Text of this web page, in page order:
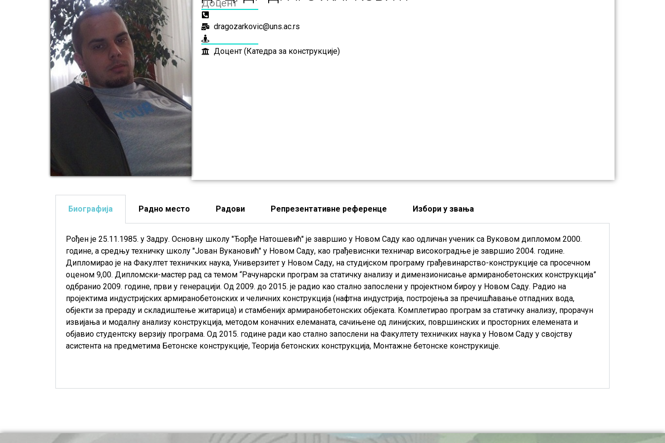
Доцент
dragozarkovic@uns.ac.rs
Доцент (Катедра за конструкције)
Биографија Радно место Радови Репрезентативне референце Избори у звања
Рођен је 25.11.1985. у Задру. Основну школу "Ђорђе Натошевић" је завршио у Новом Саду као одличан ученик са Вуковом дипломом 2000.
године, а средњу техничку школу "Јован Вукановић" у Новом Саду, као грађевиснки техничар високоградње је завршио 2004. године.
Дипломирао је на Факултет техничких наука, Универзитет у Новом Саду, на студијском програму грађевинарство-конструкције са просечном
оценом 9,00. Дипломски-мастер рад са темом “Рачунарски програм за статичку анализу и димензионисање армиранобетонских конструкција”
одбранио 2009. године, први у генерацији. Од 2009. до 2015. је радио као стално запослени у пројектном бироу у Новом Саду. Радио на
пројектима индустријских армиранобетонских и челичних конструкција (нафтна индустрија, постројења за пречишћавање отпадних вода,
објекти за прераду и складиштење житарица) и стамбенијх армиранобетонских објеката. Комплетирао програм за статичку анализу, прорачун
извијања и модалну анализу конструкција, методом коначних елеманата, сачињене од линијских, површинских и просторних елемената и
објавио студентску верзију програма. Од 2015. године ради као стално запослени на Факултету техничких наука у Новом Саду у својству
асистента на предметима Бетонске конструкције, Теорија бетонских конструкција, Монтажне бетонске конструкицје.